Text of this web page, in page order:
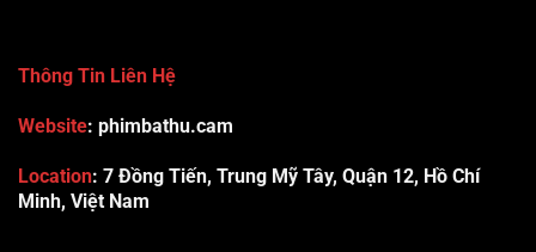
Thông Tin Liên Hệ
Website: phimbathu.cam
Location: 7 Đồng Tiến, Trung Mỹ Tây, Quận 12, Hồ Chí
Minh, Việt Nam